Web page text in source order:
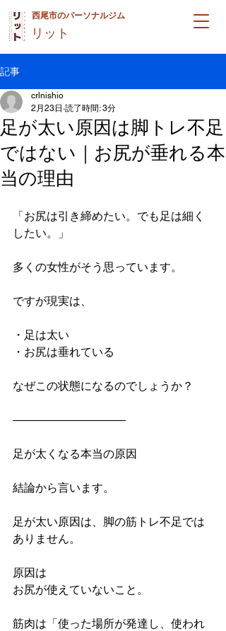
西尾市のパーソナルジム
リット
記事
足が太い原因は脚トレ不足
ではない｜お尻が垂れる本
当の理由
crlnishio
2月23日 読了時間: 3分
「お尻は引き締めたい。でも足は細く
したい。」
多くの女性がそう思っています。
ですが現実は、
・足は太い
・お尻は垂れている
なぜこの状態になるのでしょうか？
――――――――――
足が太くなる本当の原因
結論から言います。
足が太い原因は、脚の筋トレ不足では
ありません。
原因は
お尻が使えていないこと。
筋肉は「使った場所が発達し、使われ